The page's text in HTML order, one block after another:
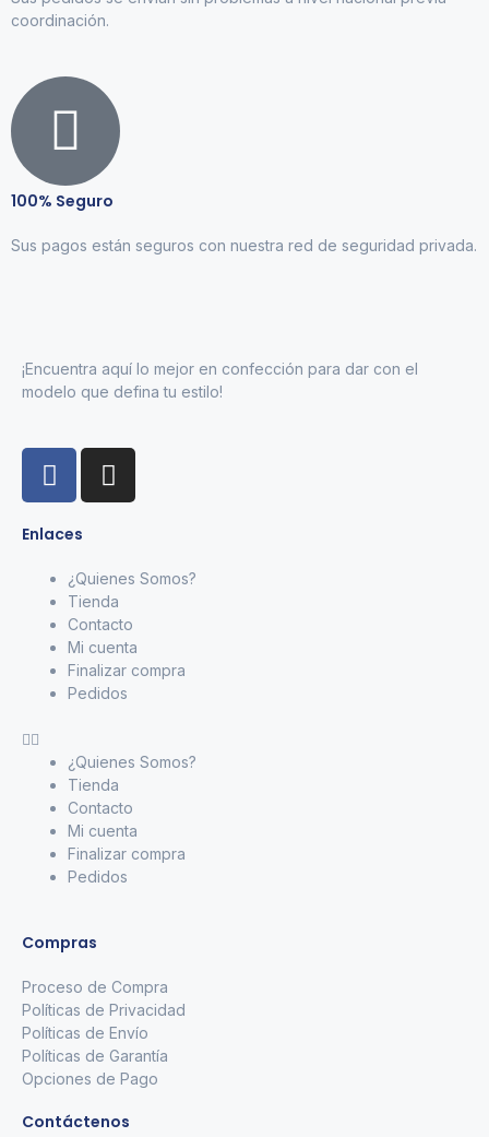
coordinación.
100% Seguro
Sus pagos están seguros con nuestra red de seguridad privada.
¡Encuentra aquí lo mejor en confección para dar con el
modelo que defina tu estilo!
Enlaces
¿Quienes Somos?
Tienda
Contacto
Mi cuenta
Finalizar compra
Pedidos
¿Quienes Somos?
Tienda
Contacto
Mi cuenta
Finalizar compra
Pedidos
Compras
Proceso de Compra
Políticas de Privacidad
Políticas de Envío
Políticas de Garantía
Opciones de Pago
Contáctenos